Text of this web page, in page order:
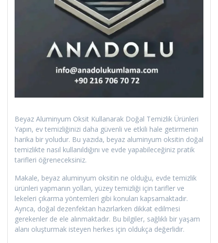
Beyaz Aluminyum Oksit Kullanarak Doğal Temizlik Ürünleri
Yapın, ev temizliğinizi daha güvenli ve etkili hale getirmenin
harika bir yoludur. Bu yazıda, beyaz aluminyum oksitin doğal
temizlikte nasıl kullanıldığını ve evde yapabileceğiniz pratik
tarifleri öğreneceksiniz.
Makale, beyaz aluminyum oksitin ne olduğu, evde temizlik
ürünleri yapmanın yolları, yüzey temizliği için tarifler ve
lekeleri çıkarma yöntemleri gibi konuları kapsamaktadır.
Ayrıca, doğal dezenfektan hazırlarken dikkat edilmesi
gerekenler de ele alınmaktadır. Bu bilgiler, sağlıklı bir yaşam
alanı oluşturmak isteyen herkes için oldukça değerlidir.